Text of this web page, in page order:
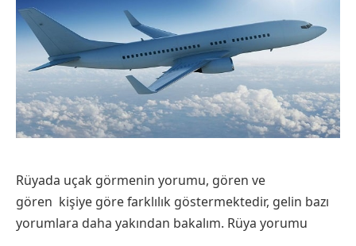
Rüyada uçak görmenin yorumu, gören ve
gören kişiye göre farklılık göstermektedir, gelin bazı
yorumlara daha yakından bakalım. Rüya yorumu